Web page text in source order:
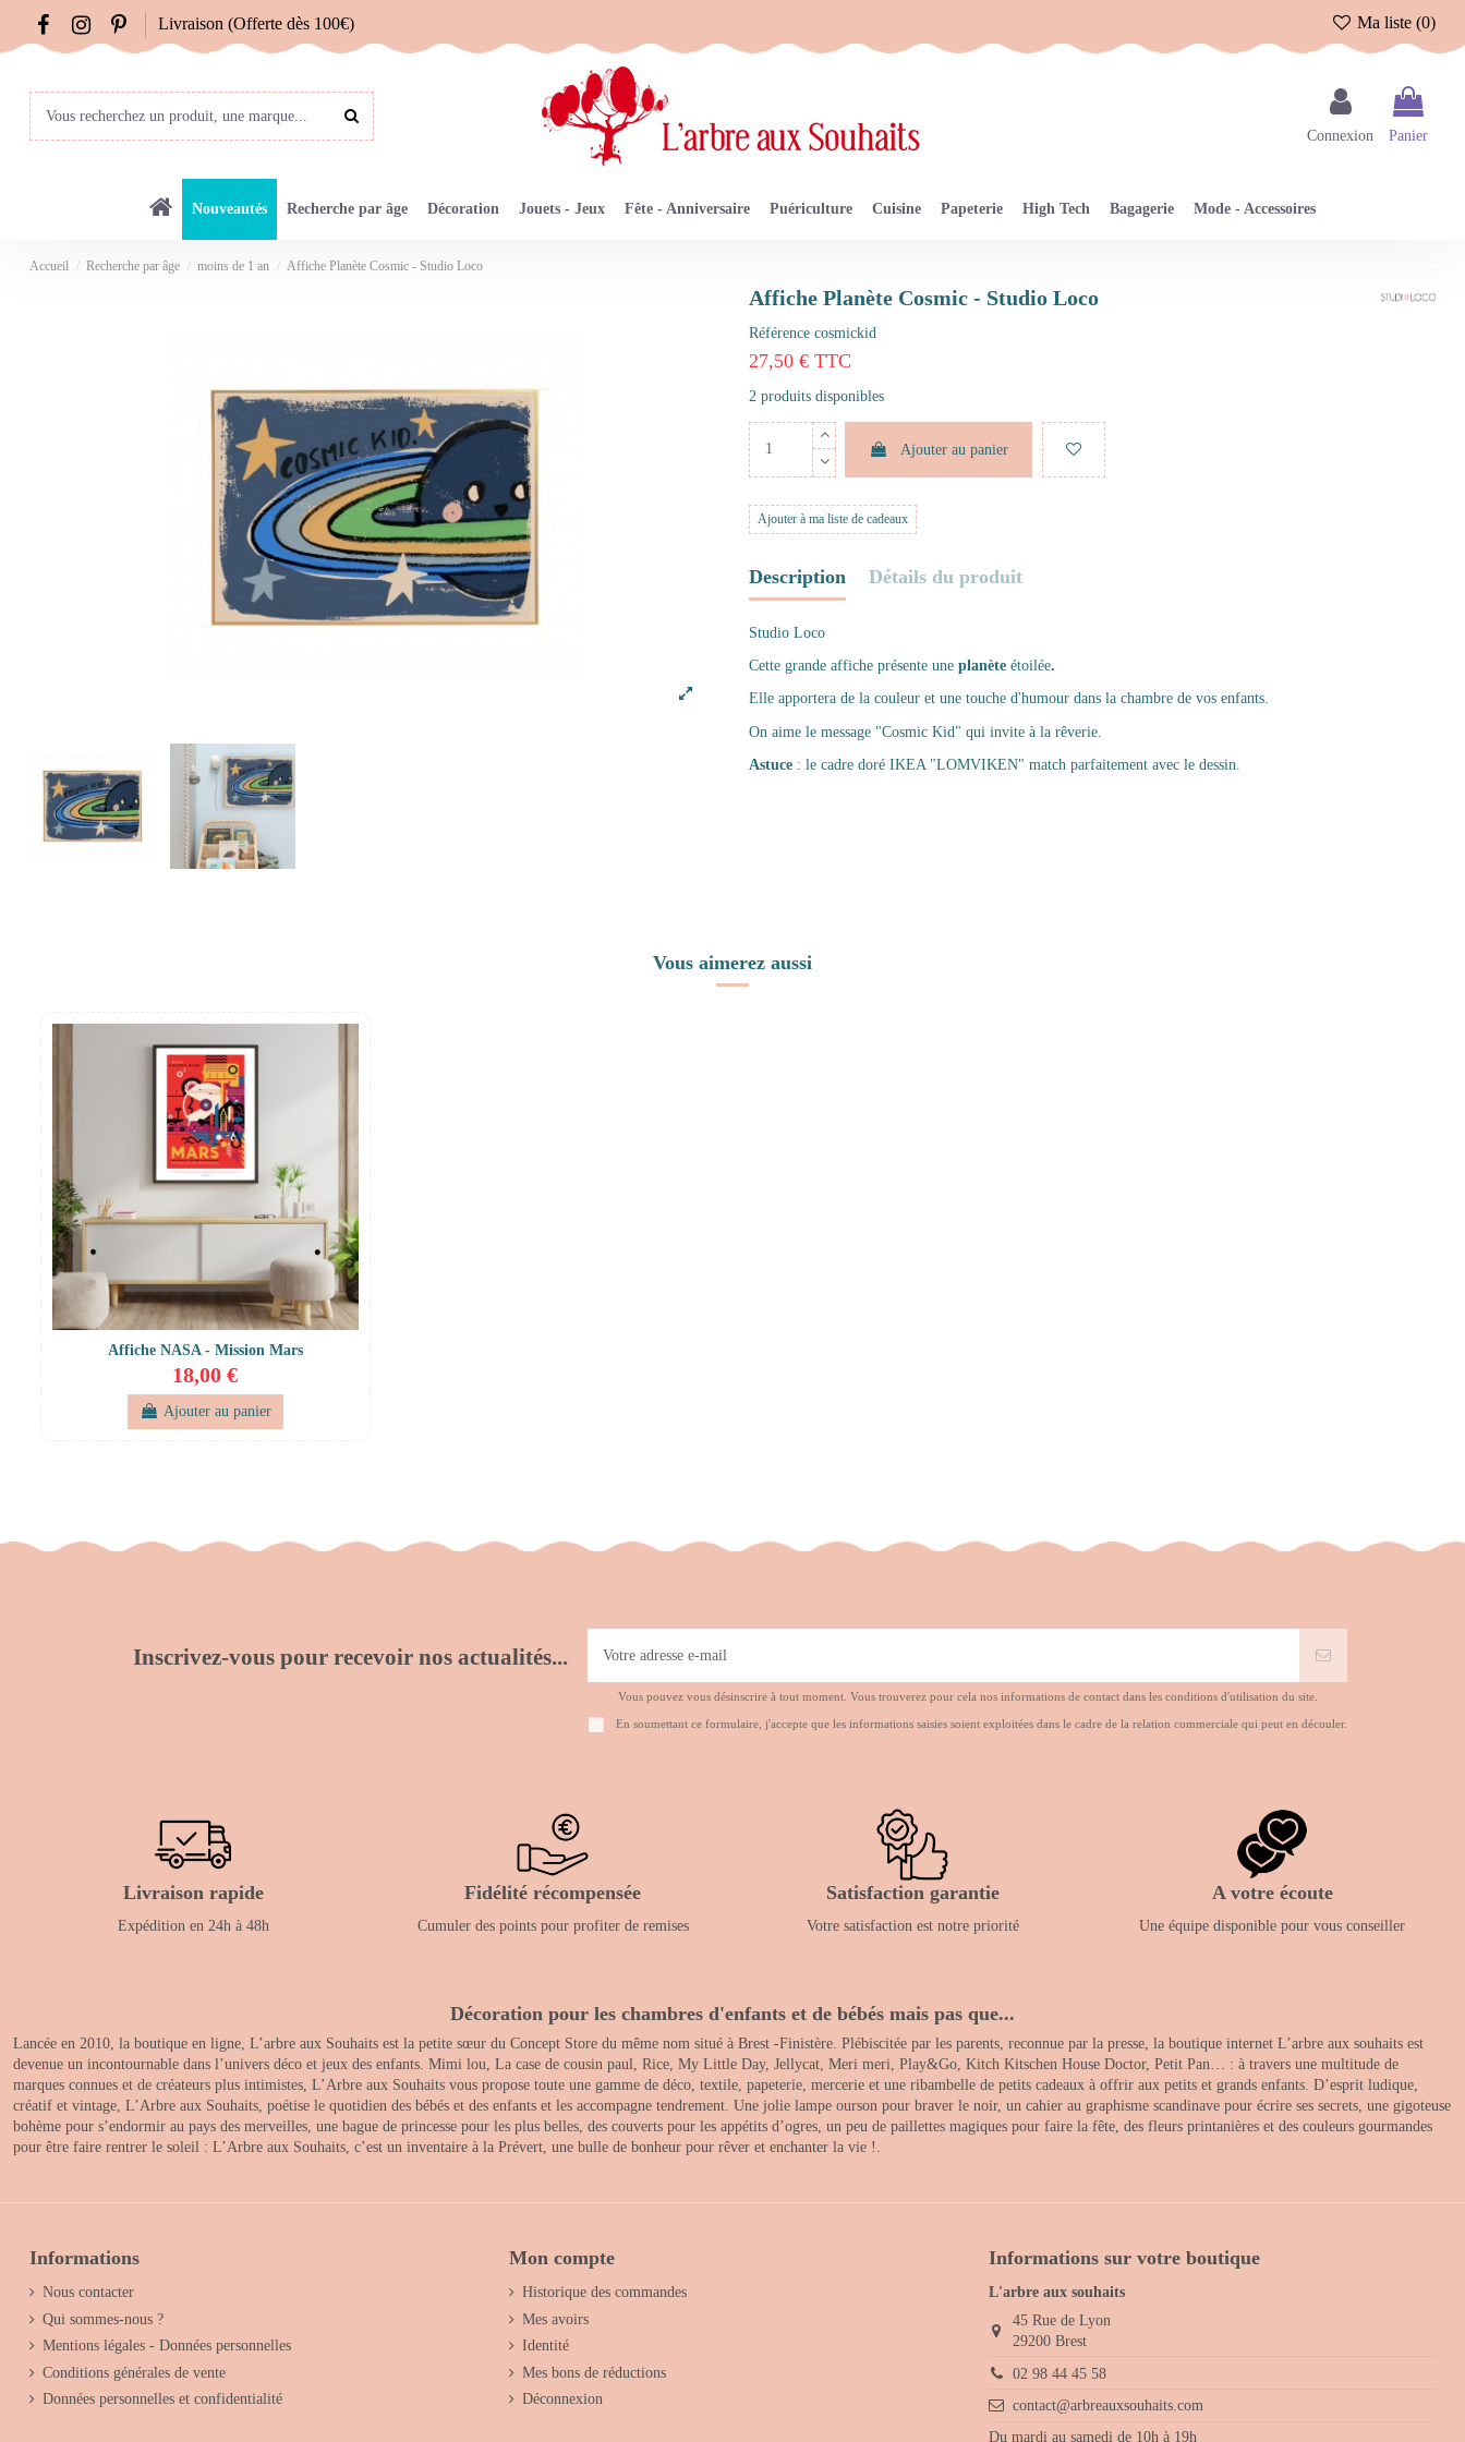
Livraison (Offerte dès 100€) Ma liste (0)
Connexion Panier
Nouveautés Recherche par âge Décoration Jouets - Jeux Fête - Anniversaire Puériculture Cuisine Papeterie High Tech Bagagerie Mode - Accessoires
Accueil Recherche par âge moins de 1 an Affiche Planète Cosmic - Studio Loco
Affiche Planète Cosmic - Studio Loco
Référence cosmickid
27,50 € TTC
2 produits disponibles
Ajouter au panier
Ajouter à ma liste de cadeaux
Description Détails du produit
Studio Loco
Cette grande affiche présente une planète étoilée.
Elle apportera de la couleur et une touche d'humour dans la chambre de vos enfants.
On aime le message "Cosmic Kid" qui invite à la rêverie.
Astuce : le cadre doré IKEA "LOMVIKEN" match parfaitement avec le dessin.
Vous aimerez aussi
Affiche NASA - Mission Mars
18,00 €
Ajouter au panier
Inscrivez-vous pour recevoir nos actualités...
Vous pouvez vous désinscrire à tout moment. Vous trouverez pour cela nos informations de contact dans les conditions d'utilisation du site.
En soumettant ce formulaire, j'accepte que les informations saisies soient exploitées dans le cadre de la relation commerciale qui peut en découler.
Livraison rapide
Expédition en 24h à 48h
Fidélité récompensée
Cumuler des points pour profiter de remises
Satisfaction garantie
Votre satisfaction est notre priorité
A votre écoute
Une équipe disponible pour vous conseiller
Décoration pour les chambres d'enfants et de bébés mais pas que...
Lancée en 2010, la boutique en ligne, L’arbre aux Souhaits est la petite sœur du Concept Store du même nom situé à Brest -Finistère. Plébiscitée par les parents, reconnue par la presse, la boutique internet L’arbre aux souhaits est
devenue un incontournable dans l’univers déco et jeux des enfants. Mimi lou, La case de cousin paul, Rice, My Little Day, Jellycat, Meri meri, Play&Go, Kitch Kitschen House Doctor, Petit Pan… : à travers une multitude de
marques connues et de créateurs plus intimistes, L’Arbre aux Souhaits vous propose toute une gamme de déco, textile, papeterie, mercerie et une ribambelle de petits cadeaux à offrir aux petits et grands enfants. D’esprit ludique,
créatif et vintage, L’Arbre aux Souhaits, poétise le quotidien des bébés et des enfants et les accompagne tendrement. Une jolie lampe ourson pour braver le noir, un cahier au graphisme scandinave pour écrire ses secrets, une gigoteuse
bohème pour s’endormir au pays des merveilles, une bague de princesse pour les plus belles, des couverts pour les appétits d’ogres, un peu de paillettes magiques pour faire la fête, des fleurs printanières et des couleurs gourmandes
pour être faire rentrer le soleil : L’Arbre aux Souhaits, c’est un inventaire à la Prévert, une bulle de bonheur pour rêver et enchanter la vie !.
Informations
Nous contacter
Qui sommes-nous ?
Mentions légales - Données personnelles
Conditions générales de vente
Données personnelles et confidentialité
Mon compte
Historique des commandes
Mes avoirs
Identité
Mes bons de réductions
Déconnexion
Informations sur votre boutique
L'arbre aux souhaits
45 Rue de Lyon
29200 Brest
02 98 44 45 58
contact@arbreauxsouhaits.com
Du mardi au samedi de 10h à 19h